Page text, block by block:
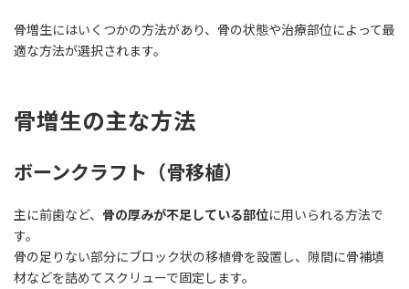
骨増生にはいくつかの方法があり、骨の状態や治療部位によって最
適な方法が選択されます。
骨増生の主な方法
ボーンクラフト（骨移植）
主に前歯など、 骨の厚みが不足している部位に用いられる方法で
す。
骨の足りない部分にブロック状の移植骨を設置し、隙間に骨補填
材などを詰めてスクリューで固定します。